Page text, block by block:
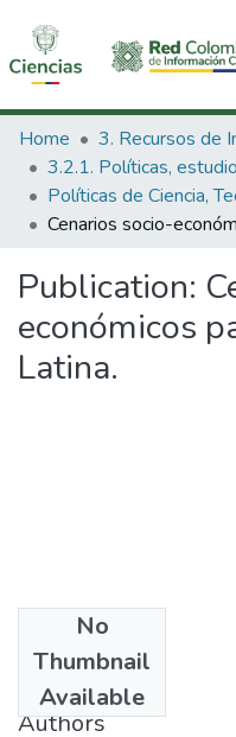
Communities & Collections
All of DSpace
Statistics
Home
Publication:
económicos
Latina.
No
Thumbnail
Available
1985
Authors